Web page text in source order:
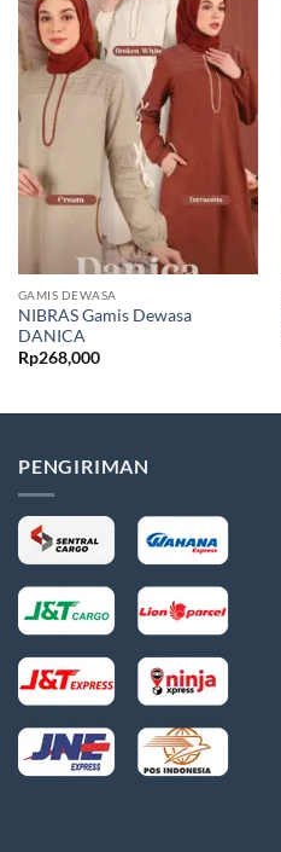
GAMIS DEWASA
NIBRAS Gamis Dewasa
DANICA
Rp268,000
PENGIRIMAN